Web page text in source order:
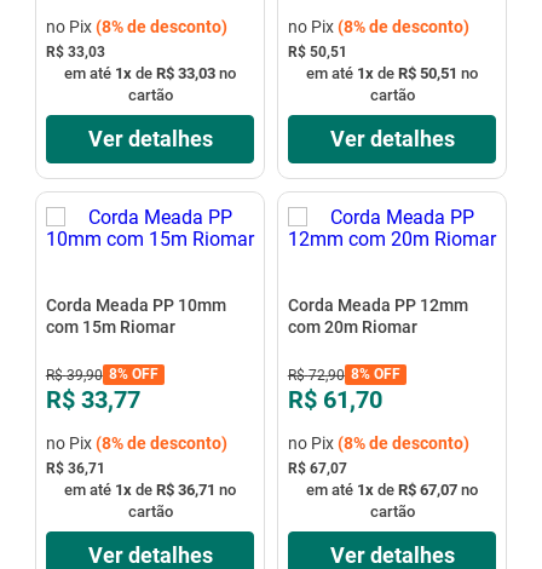
no Pix(8%de desconto)
R$ 33,03
em até 1x de R$ 33,03 no
cartão
Ver detalhes
no Pix(8%de desconto)
R$ 50,51
em até 1x de R$ 50,51 no
cartão
Ver detalhes
Corda Meada PP 10mm
com 15m Riomar
R$ 39,90 8%OFF
R$ 33,77
no Pix(8%de desconto)
R$ 36,71
em até 1x de R$ 36,71 no
cartão
Ver detalhes
Corda Meada PP 12mm
com 20m Riomar
R$ 72,90 8%OFF
R$ 61,70
no Pix(8%de desconto)
R$ 67,07
em até 1x de R$ 67,07 no
cartão
Ver detalhes